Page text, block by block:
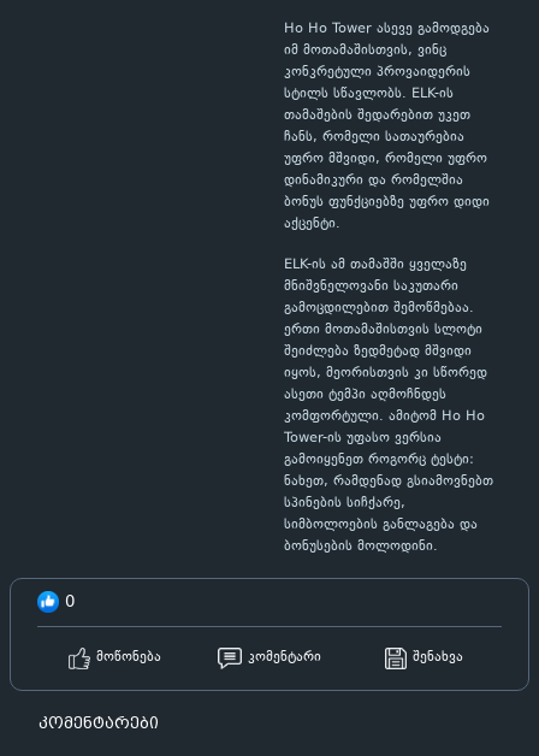
Ho Ho Tower ასევე გამოდგება
იმ მოთამაშისთვის, ვინც
კონკრეტული პროვაიდერის
სტილს სწავლობს. ELK-ის
თამაშების შედარებით უკეთ
ჩანს, რომელი სათაურებია
უფრო მშვიდი, რომელი უფრო
დინამიკური და რომელშია
ბონუს ფუნქციებზე უფრო დიდი
აქცენტი.
ELK-ის ამ თამაშში ყველაზე
მნიშვნელოვანი საკუთარი
გამოცდილებით შემოწმებაა.
ერთი მოთამაშისთვის სლოტი
შეიძლება ზედმეტად მშვიდი
იყოს, მეორისთვის კი სწორედ
ასეთი ტემპი აღმოჩნდეს
კომფორტული. ამიტომ Ho Ho
Tower-ის უფასო ვერსია
გამოიყენეთ როგორც ტესტი:
ნახეთ, რამდენად გსიამოვნებთ
სპინების სიჩქარე,
სიმბოლოების განლაგება და
ბონუსების მოლოდინი.
0
მოწონება კომენტარი შენახვა
კომენტარები